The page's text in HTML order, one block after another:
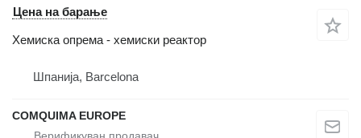
Цена на барање
Хемиска опрема - хемиски реактор
Шпанија, Barcelona
COMQUIMA EUROPE